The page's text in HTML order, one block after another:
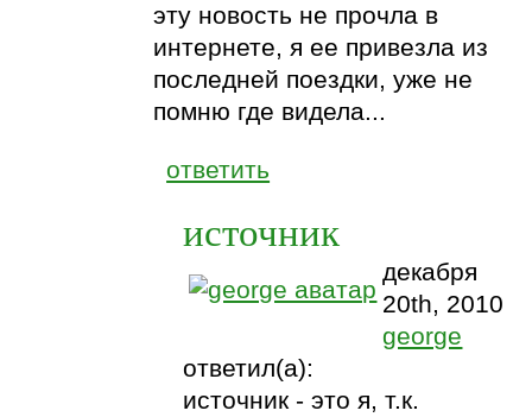
эту новость не прочла в
интернете, я ее привезла из
последней поездки, уже не
помню где видела...
ответить
источник
декабря
20th, 2010
george
ответил(а):
источник - это я, т.к.